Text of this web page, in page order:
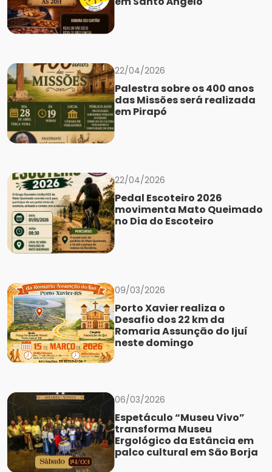
22/04/2026
Palestra sobre os 400 anos
das Missões será realizada
em Pirapó
22/04/2026
Pedal Escoteiro 2026
movimenta Mato Queimado
no Dia do Escoteiro
09/03/2026
Porto Xavier realiza o
Desafio dos 22 km da
Romaria Assunção do Ijuí
neste domingo
06/03/2026
Espetáculo “Museu Vivo”
transforma Museu
Ergológico da Estância em
palco cultural em São Borja